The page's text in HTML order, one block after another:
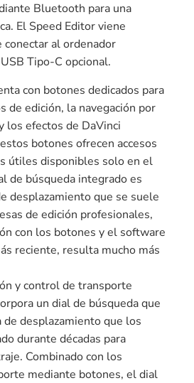
Bluetooth para una
El Speed ​​Editor viene
conectar al ordenador
Tipo-C opcional.
con botones dedicados para
de edición, la navegación por
los efectos de DaVinci
botones ofrecen accesos
útiles disponibles solo en el
de búsqueda integrado es
desplazamiento que se suele
de edición profesionales,
con los botones y el software
reciente, resulta mucho más
y control de transporte
un dial de búsqueda que
de desplazamiento que los
durante décadas para
Combinado con los
mediante botones, el dial